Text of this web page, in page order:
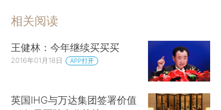
相关阅读
王健林：今年继续买买买
2016年01月18日 APP打开
英国IHG与万达集团签署价值